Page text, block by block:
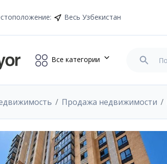
: Весь Узбекистан
Все категории
Продажа недвижимости